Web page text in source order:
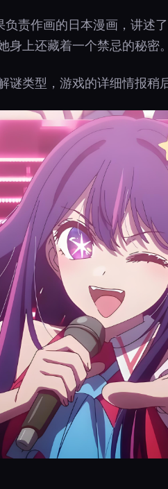
负责作画的日本漫画，讲
身上还藏着一个禁忌的秘
谜类型，游戏的详细情报稍